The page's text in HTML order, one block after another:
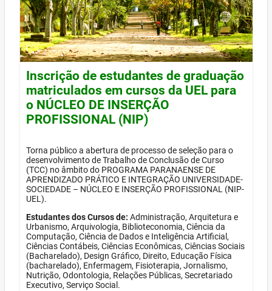
Inscrição de estudantes de graduação
matriculados em cursos da UEL para
o NÚCLEO DE INSERÇÃO
PROFISSIONAL (NIP)
Torna público a abertura de processo de seleção para o
desenvolvimento de Trabalho de Conclusão de Curso
(TCC) no âmbito do PROGRAMA PARANAENSE DE
APRENDIZADO PRÁTICO E INTEGRAÇÃO UNIVERSIDADE-
SOCIEDADE – NÚCLEO E INSERÇÃO PROFISSIONAL (NIP-
UEL).
Estudantes dos Cursos de: Administração, Arquitetura e
Urbanismo, Arquivologia, Biblioteconomia, Ciência da
Computação, Ciência de Dados e Inteligência Artificial,
Ciências Contábeis, Ciências Econômicas, Ciências Sociais
(Bacharelado), Design Gráfico, Direito, Educação Física
(bacharelado), Enfermagem, Fisioterapia, Jornalismo,
Nutrição, Odontologia, Relações Públicas, Secretariado
Executivo, Serviço Social.